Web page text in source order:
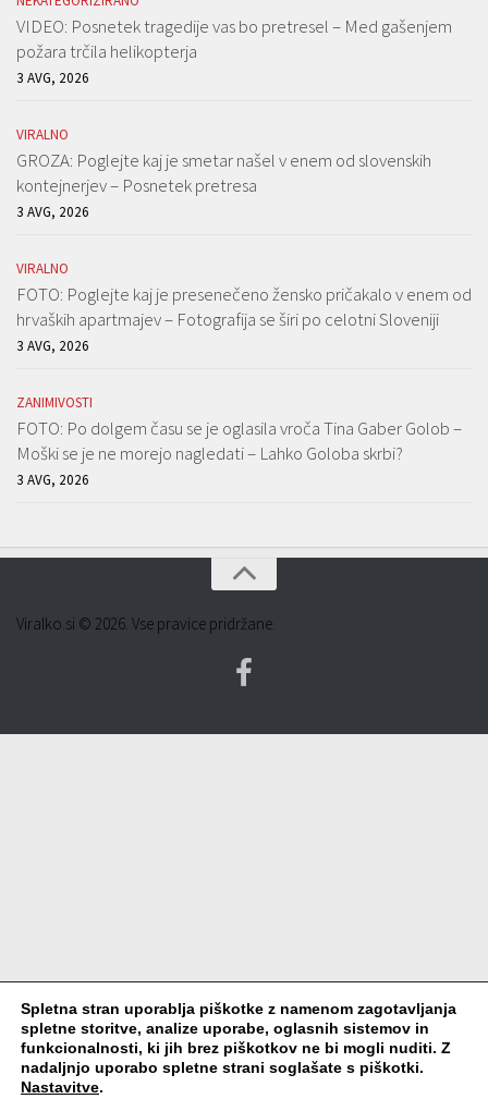
VIDEO: Posnetek tragedije vas bo pretresel – Med gašenjem
požara trčila helikopterja
3 AVG, 2026
VIRALNO
GROZA: Poglejte kaj je smetar našel v enem od slovenskih
kontejnerjev – Posnetek pretresa
3 AVG, 2026
VIRALNO
FOTO: Poglejte kaj je presenečeno žensko pričakalo v enem od
hrvaških apartmajev – Fotografija se širi po celotni Sloveniji
3 AVG, 2026
ZANIMIVOSTI
FOTO: Po dolgem času se je oglasila vroča Tina Gaber Golob –
Moški se je ne morejo nagledati – Lahko Goloba skrbi?
3 AVG, 2026
Viralko.si © 2026. Vse pravice pridržane.
Spletna stran uporablja piškotke z namenom zagotavljanja
spletne storitve, analize uporabe, oglasnih sistemov in
funkcionalnosti, ki jih brez piškotkov ne bi mogli nuditi. Z
nadaljnjo uporabo spletne strani soglašate s piškotki.
Nastavitve.